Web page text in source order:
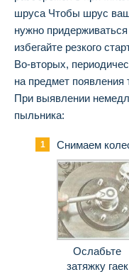
шруса Чтобы шрус
нужно
избегайте резкого
Во-вторых,
на предмет
При выявлении
пыльника:
Снимаем
Ослабьте
затяжку гаек